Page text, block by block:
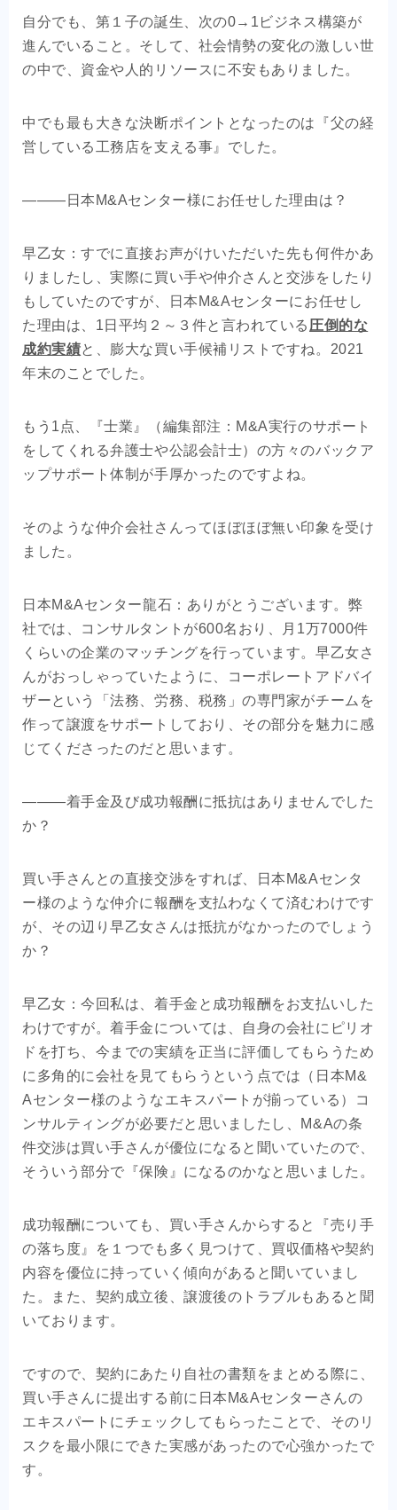
自分でも、第１子の誕生、次の0→1ビジネス構築が
進んでいること。そして、社会情勢の変化の激しい世
の中で、資金や人的リソースに不安もありました。
中でも最も大きな決断ポイントとなったのは『父の経
営している工務店を支える事』でした。
―――日本M&Aセンター様にお任せした理由は？
早乙女：すでに直接お声がけいただいた先も何件かあ
りましたし、実際に買い手や仲介さんと交渉をしたり
もしていたのですが、日本M&Aセンターにお任せし
た理由は、1日平均２～３件と言われている 圧倒的な
成約実績と、膨大な買い手候補リストですね。2021
年末のことでした。
もう1点、『士業』（編集部注：M&A実行のサポート
をしてくれる弁護士や公認会計士）の方々のバックア
ップサポート体制が手厚かったのですよね。
そのような仲介会社さんってほぼほぼ無い印象を受け
ました。
日本M&Aセンター龍石：ありがとうございます。弊
社では、コンサルタントが600名おり、月1万7000件
くらいの企業のマッチングを行っています。早乙女さ
んがおっしゃっていたように、コーポレートアドバイ
ザーという「法務、労務、税務」の専門家がチームを
作って譲渡をサポートしており、その部分を魅力に感
じてくださったのだと思います。
―――着手金及び成功報酬に抵抗はありませんでした
か？
買い手さんとの直接交渉をすれば、日本M&Aセンタ
ー様のような仲介に報酬を支払わなくて済むわけです
が、その辺り早乙女さんは抵抗がなかったのでしょう
か？
早乙女：今回私は、着手金と成功報酬をお支払いした
わけですが。着手金については、自身の会社にピリオ
ドを打ち、今までの実績を正当に評価してもらうため
に多角的に会社を見てもらうという点では（日本M&
Aセンター様のようなエキスパートが揃っている）コ
ンサルティングが必要だと思いましたし、M&Aの条
件交渉は買い手さんが優位になると聞いていたので、
そういう部分で『保険』になるのかなと思いました。
成功報酬についても、買い手さんからすると『売り手
の落ち度』を１つでも多く見つけて、買収価格や契約
内容を優位に持っていく傾向があると聞いていまし
た。また、契約成立後、譲渡後のトラブルもあると聞
いております。
ですので、契約にあたり自社の書類をまとめる際に、
買い手さんに提出する前に日本M&Aセンターさんの
エキスパートにチェックしてもらったことで、そのリ
スクを最小限にできた実感があったので心強かったで
す。